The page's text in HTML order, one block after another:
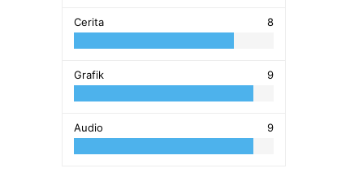
Cerita 8
Grafik 9
Audio 9